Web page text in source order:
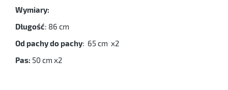
Wymiary:
Długość: 86 cm
Od pachy do pachy: 65 cm x2
Pas: 50 cm x2